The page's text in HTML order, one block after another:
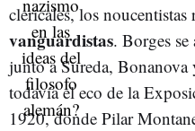
clericales, los noucentistas
vanguardistas. Borges
junto a Sureda,
todavía el eco de la
1920, donde Pilar